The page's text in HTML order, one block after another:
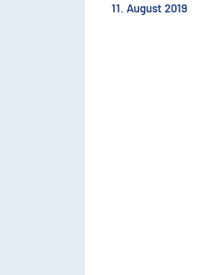
11. August 2019